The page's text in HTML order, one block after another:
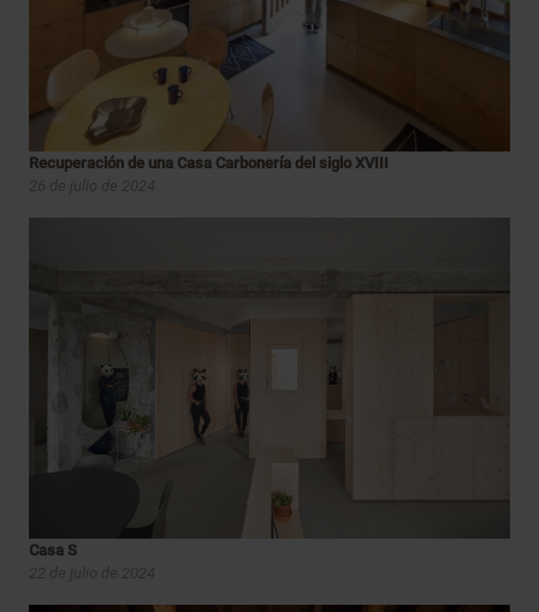
Recuperación de una Casa Carbonería del siglo XVIII
26 de julio de 2024
Casa S
22 de julio de 2024